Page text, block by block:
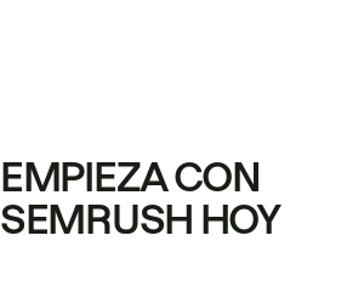
EMPIEZA CON
SEMRUSH HOY